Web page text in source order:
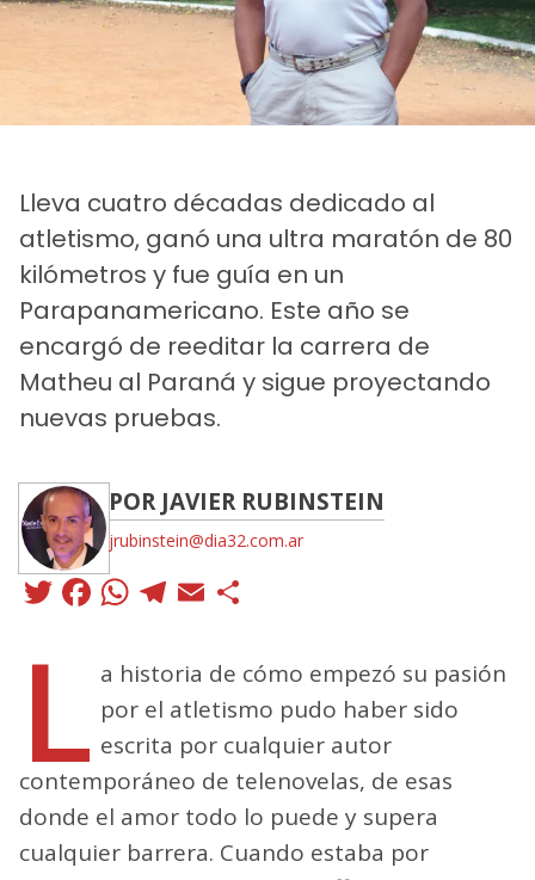
Lleva cuatro décadas dedicado al
atletismo, ganó una ultra maratón de 80
kilómetros y fue guía en un
Parapanamericano. Este año se
encargó de reeditar la carrera de
Matheu al Paraná y sigue proyectando
nuevas pruebas.
POR JAVIER RUBINSTEIN
jrubinstein@dia32.com.ar
Twitter
Facebook
WhatsApp
Telegram
Email
L a historia de cómo empezó su pasión
por el atletismo pudo haber sido
escrita por cualquier autor
contemporáneo de telenovelas, de esas
donde el amor todo lo puede y supera
cualquier barrera. Cuando estaba por